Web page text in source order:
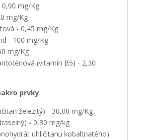
0,90 mg/Kg
mg/Kg
- 0,45 mg/Kg
- 100 mg/Kg
mg/Kg
(vitamín B5) - 2,30
prvky
železitý) - 30,00 mg/Kg
- 0,30 mg/kg
uhličitanu kobaltnatého)